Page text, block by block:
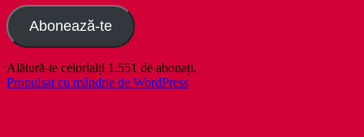
Abonează-te
Alătură-te celorlalți 1.551 de abonați.
Propulsat cu mândrie de WordPress